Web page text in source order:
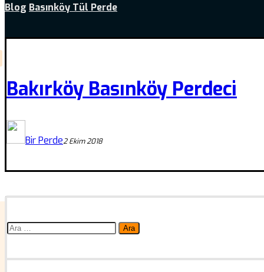
Blog Basınköy Tül Perde
Bakırköy Basınköy Perdeci
Bir Perde2 Ekim 2018
Arama: